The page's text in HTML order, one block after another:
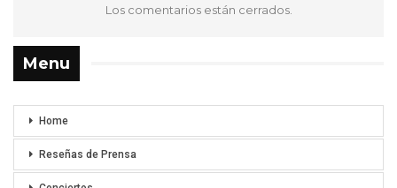
Los comentarios están cerrados.
Menu
Home
Reseñas de Prensa